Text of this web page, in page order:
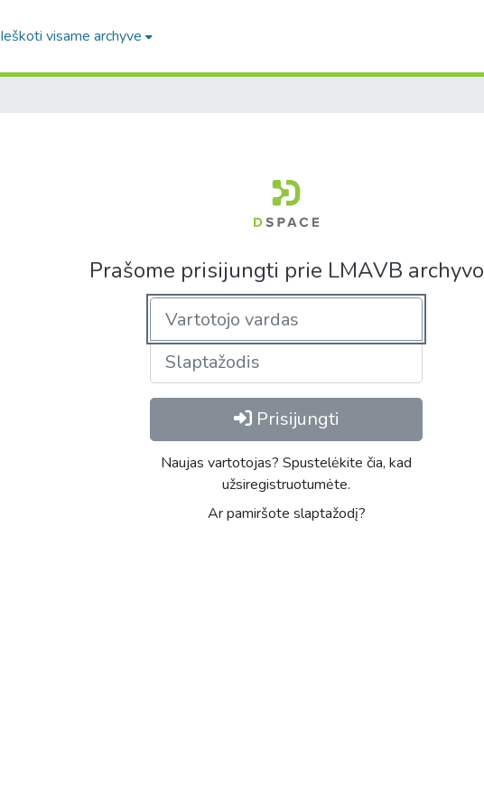
Ieškoti visame archyve
Prašome prisijungti prie LMAVB archyvo
Prisijungti
Naujas vartotojas? Spustelėkite čia, kad
užsiregistruotumėte.
Ar pamiršote slaptažodį?